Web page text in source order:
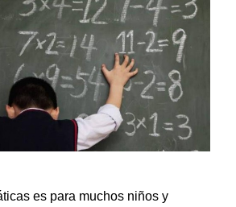
es para muchos niños y